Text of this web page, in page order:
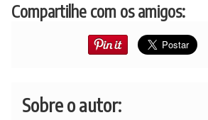
Compartilhe com os amigos:
Sobre o autor: